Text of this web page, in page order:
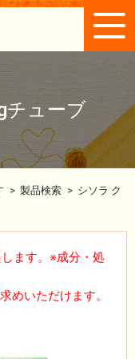
チューブ
> 製品検索 > シソラ ク
ます。※成分・処
めいただけます。